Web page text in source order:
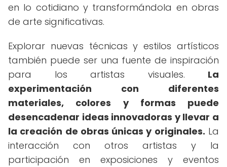
en lo cotidiano y transformándola en obras
de arte significativas.
Explorar nuevas técnicas y estilos artísticos
también puede ser una fuente de inspiración
para los artistas visuales. La
experimentación con diferentes
materiales, colores y formas puede
desencadenar ideas innovadoras y llevar a
la creación de obras únicas y originales. La
interacción con otros artistas y la
participación en exposiciones y eventos